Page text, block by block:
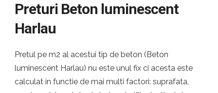
Preturi Beton luminescent
Harlau
Pretul pe m2 al acestui tip de beton (Beton
luminescent Harlau) nu este unul fix ci acesta este
calculat in functie de mai multi factori: suprafata,